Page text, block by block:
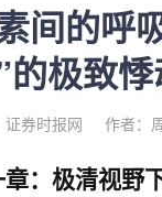
间的呼
的极致
证券时报网 作者：
：极清视野